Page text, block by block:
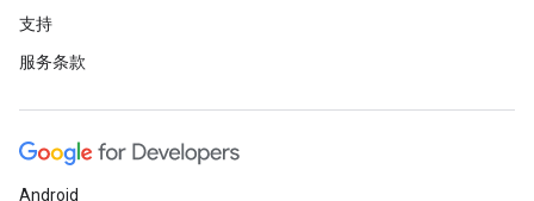
支持
服务条款
Android